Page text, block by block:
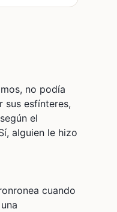
no podía
sus esfínteres,
el
alguien le hizo
cuando